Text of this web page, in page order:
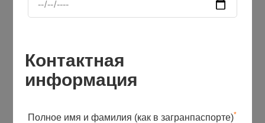
Контактная
информация
Полное имя и фамилия (как в загранпаспорте)*